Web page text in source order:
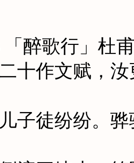
「醉歌行」杜
作文赋，汝
徒纷纷。骅